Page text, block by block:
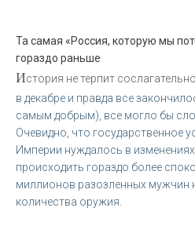
Та самая «Россия, которую мы
гораздо раньше
История не терпит
в декабре и правда все
самым добрым), все могло бы
Очевидно, что государственное
Империи нуждалось в
происходить гораздо более
миллионов разозленных мужчин
количества оружия.